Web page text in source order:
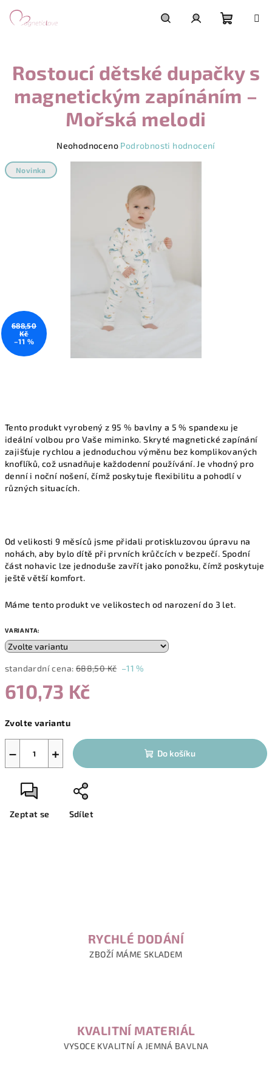
košík
Tento produkt vyrobený z 95 % bavlny a 5 % spandexu je
ideální volbou pro Vaše miminko. Skryté magnetické zapínání
zajišťuje rychlou a jednoduchou výměnu bez komplikovaných
knoflíků, což usnadňuje každodenní používání. Je vhodný pro
denní i noční nošení, čímž poskytuje flexibilitu a pohodlí v
různých situacích.
Od velikosti 9 měsíců jsme přidali protiskluzovou úpravu na
nohách, aby bylo dítě při prvních krůčcích v bezpečí. Spodní
část nohavic lze jednoduše zavřít jako ponožku, čímž poskytuje
ještě větší komfort.
Máme tento produkt ve velikostech od narození do 3 let.
VARIANTA:
standardní cena: 688,50 Kč –11 %
610,73 Kč
cena:
Zvolte variantu
+
− Do košíku
Zeptat se Sdílet
Rostoucí dětské dupačky s
magnetickým zapínáním –
Mořská melodi
produktu
je
Neohodnoceno Podrobnosti hodnocení
Novinka
688,50
Kč
–11 %
RYCHLÉ DODÁNÍ
ZBOŽÍ MÁME SKLADEM
KVALITNÍ MATERIÁL
VYSOCE KVALITNÍ A JEMNÁ BAVLNA